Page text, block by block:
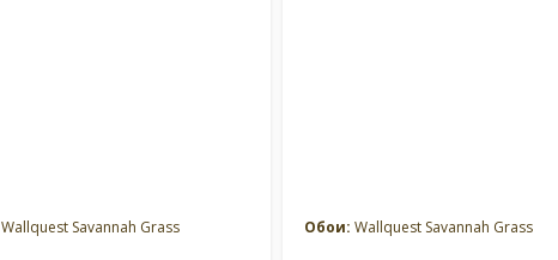
Wallquest Savannah Grass Обои: Wallquest Savannah Grass